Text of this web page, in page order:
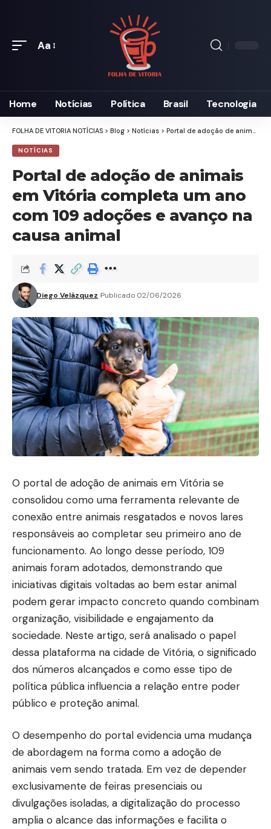
Font
Aa
Home Notícias Política Brasil Tecnologia
FOLHA DE VITORIA NOTÍCIAS > Blog > Notícias > Portal de adoção de animais em Vitória completa um ano com 109 adoções e avanço na causa animal
NOTÍCIAS
Portal de adoção de animais
em Vitória completa um ano
com 109 adoções e avanço na
causa animal
Diego Velázquez Publicado 02/06/2026
O portal de adoção de animais em Vitória se
consolidou como uma ferramenta relevante de
conexão entre animais resgatados e novos lares
responsáveis ao completar seu primeiro ano de
funcionamento. Ao longo desse período, 109
animais foram adotados, demonstrando que
iniciativas digitais voltadas ao bem estar animal
podem gerar impacto concreto quando combinam
organização, visibilidade e engajamento da
sociedade. Neste artigo, será analisado o papel
dessa plataforma na cidade de Vitória, o significado
dos números alcançados e como esse tipo de
política pública influencia a relação entre poder
público e proteção animal.
O desempenho do portal evidencia uma mudança
de abordagem na forma como a adoção de
animais vem sendo tratada. Em vez de depender
exclusivamente de feiras presenciais ou
divulgações isoladas, a digitalização do processo
amplia o alcance das informações e facilita o